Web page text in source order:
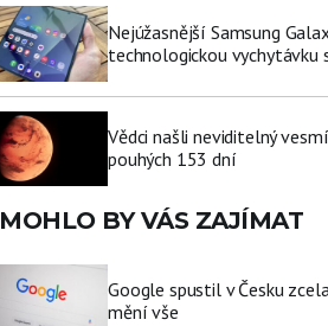
Nejúžasnější Samsung
technologickou vychytávku
Vědci našli neviditelný
pouhých 153 dní
MOHLO BY VÁS ZAJÍMAT
Google spustil v Česku
mění vše